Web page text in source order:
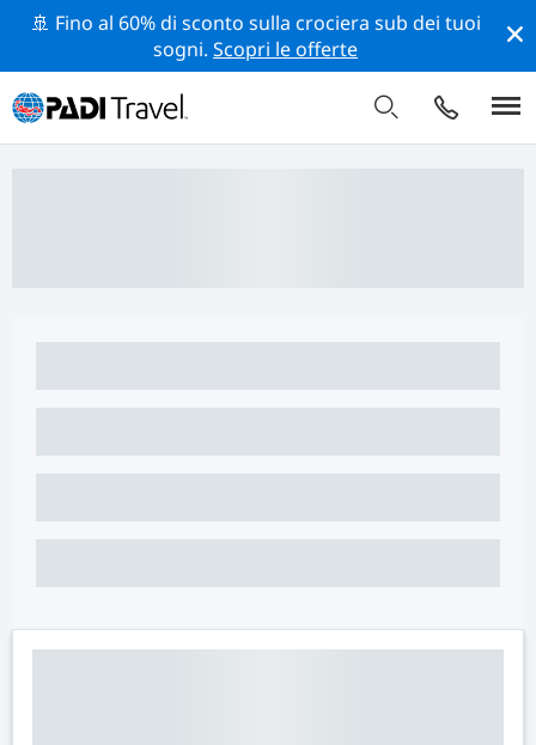
🚢 Fino al 60% di sconto sulla crociera sub dei tuoi
sogni.Scopri le offerte